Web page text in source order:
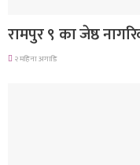
रामपुर ९ का जेष्ठ
२ महिना अगाडि